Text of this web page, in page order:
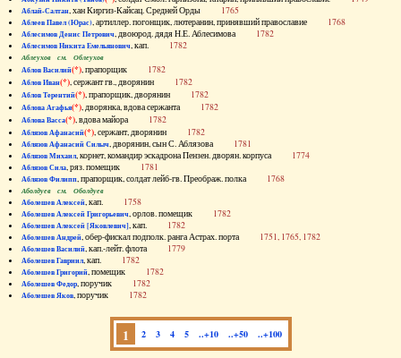
Аблай-Салтан, хан Киргиз-Кайсац. Средней Орды 1765
Аблеев Павел (Юрас), артиллер. погонщик, лютеранин, принявший православие 1768
Аблесимов Денис Петрович, двоюрод. дядя Н.Е. Аблесимова 1782
Аблесимов Никита Емельянович, кап. 1782
Аблеухов см. Облеухов
Аблов Василий(*), прапорщик 1782
Аблов Иван(*), сержант гв., дворянин 1782
Аблов Терентий(*), прапорщик, дворянин 1782
Аблова Агафья(*), дворянка, вдова сержанта 1782
Аблова Васса(*), вдова майора 1782
Аблязов Афанасий(*), сержант, дворянин 1782
Аблязов Афанасий Силыч, дворянин, сын С. Аблязова 1781
Аблязов Михаил, корнет, командир эскадрона Пензен. дворян. корпуса 1774
Аблязов Сила, ряз. помещик 1781
Аблязов Филипп, прапорщик, солдат лейб-гв. Преображ. полка 1768
Аболдуев см. Оболдуев
Аболешев Алексей, кап. 1758
Аболешев Алексей Григорьевич, орлов. помещик 1782
Аболешев Алексей [Яковлевич], кап. 1782
Аболешев Андрей, обер-фискал подполк. ранга Астрах. порта 1751, 1765, 1782
Аболешев Василий, кап.-лейт. флота 1779
Аболешев Гавриил, кап. 1782
Аболешев Григорий, помещик 1782
Аболешев Федор, поручик 1782
Аболешев Яков, поручик 1782
1 2 3 4 5 ..+10 ..+50 ..+100